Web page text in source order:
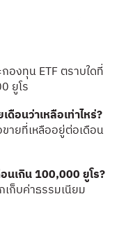
งทุน ETF ตราบใดที่
ยูโร
อนว่าเหลือเท่าไหร่?
ายที่เหลืออยู่ต่อเดือน
นเกิน 100,000 ยูโร?
ก็บค่าธรรมเนียม